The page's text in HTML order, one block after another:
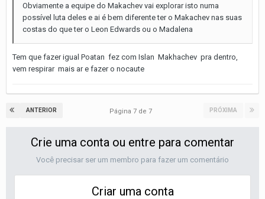
Obviamente a equipe do Makachev vai explorar isto numa
possível luta deles e ai é bem diferente ter o Makachev nas suas
costas do que ter o Leon Edwards ou o Madalena
Tem que fazer igual Poatan fez com Islan Makhachev pra dentro,
vem respirar mais ar e fazer o nocaute
ANTERIOR PRÓXIMA
Página 7 de 7
Crie uma conta ou entre para comentar
Você precisar ser um membro para fazer um comentário
Criar uma conta